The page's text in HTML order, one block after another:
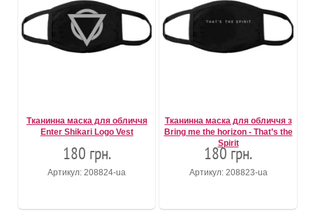
Тканинна маска для обличчя
Enter Shikari Logo Vest
180 грн.
Артикул: 208824-ua
Тканинна маска для обличчя з
Bring me the horizon - That’s the
Spirit
180 грн.
Артикул: 208823-ua